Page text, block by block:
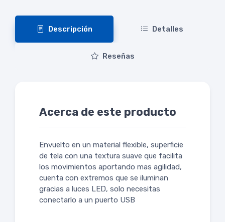
Descripción Detalles
Reseñas
Acerca de este producto
Envuelto en un material flexible, superficie
de tela con una textura suave que facilita
los movimientos aportando mas agilidad,
cuenta con extremos que se iluminan
gracias a luces LED, solo necesitas
conectarlo a un puerto USB